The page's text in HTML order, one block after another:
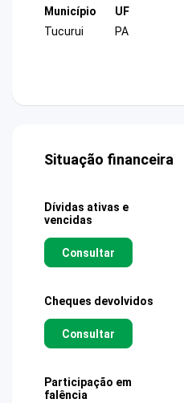
Município
Tucurui
UF
PA
Situação financeira
Dívidas ativas e
vencidas
Consultar
Cheques devolvidos
Consultar
Participação em
falência